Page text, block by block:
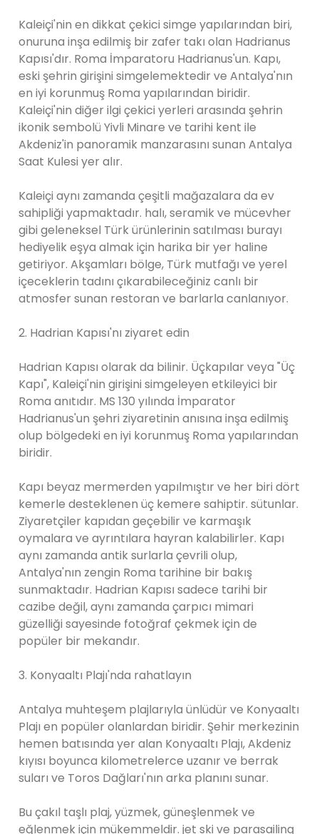
Kaleiçi'nin en dikkat çekici simge yapılarından biri,
onuruna inşa edilmiş bir zafer takı olan Hadrianus
Kapısı'dır. Roma İmparatoru Hadrianus'un. Kapı,
eski şehrin girişini simgelemektedir ve Antalya'nın
en iyi korunmuş Roma yapılarından biridir.
Kaleiçi'nin diğer ilgi çekici yerleri arasında şehrin
ikonik sembolü Yivli Minare ve tarihi kent ile
Akdeniz'in panoramik manzarasını sunan Antalya
Saat Kulesi yer alır.
Kaleiçi aynı zamanda çeşitli mağazalara da ev
sahipliği yapmaktadır. halı, seramik ve mücevher
gibi geleneksel Türk ürünlerinin satılması burayı
hediyelik eşya almak için harika bir yer haline
getiriyor. Akşamları bölge, Türk mutfağı ve yerel
içeceklerin tadını çıkarabileceğiniz canlı bir
atmosfer sunan restoran ve barlarla canlanıyor.
2. Hadrian Kapısı'nı ziyaret edin
Hadrian Kapısı olarak da bilinir. Üçkapılar veya "Üç
Kapı", Kaleiçi'nin girişini simgeleyen etkileyici bir
Roma anıtıdır. MS 130 yılında İmparator
Hadrianus'un şehri ziyaretinin anısına inşa edilmiş
olup bölgedeki en iyi korunmuş Roma yapılarından
biridir.
Kapı beyaz mermerden yapılmıştır ve her biri dört
kemerle desteklenen üç kemere sahiptir. sütunlar.
Ziyaretçiler kapıdan geçebilir ve karmaşık
oymalara ve ayrıntılara hayran kalabilirler. Kapı
aynı zamanda antik surlarla çevrili olup,
Antalya'nın zengin Roma tarihine bir bakış
sunmaktadır. Hadrian Kapısı sadece tarihi bir
cazibe değil, aynı zamanda çarpıcı mimari
güzelliği sayesinde fotoğraf çekmek için de
popüler bir mekandır.
3. Konyaaltı Plajı'nda rahatlayın
Antalya muhteşem plajlarıyla ünlüdür ve Konyaaltı
Plajı en popüler olanlardan biridir. Şehir merkezinin
hemen batısında yer alan Konyaaltı Plajı, Akdeniz
kıyısı boyunca kilometrelerce uzanır ve berrak
suları ve Toros Dağları'nın arka planını sunar.
Bu çakıl taşlı plaj, yüzmek, güneşlenmek ve
eğlenmek için mükemmeldir. jet ski ve parasailing